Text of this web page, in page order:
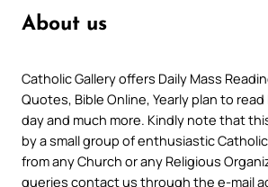
About us
Catholic Gallery offers Daily Mass
Quotes, Bible Online, Yearly plan to
day and much more. Kindly note that
by a small group of enthusiastic
from any Church or any Religious
queries contact us through the e-mail